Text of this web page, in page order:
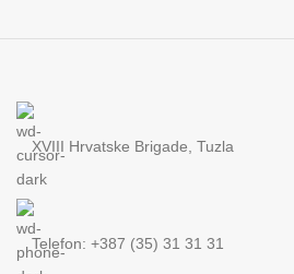
XVIII Hrvatske Brigade, Tuzla
Telefon: +387 (35) 31 31 31